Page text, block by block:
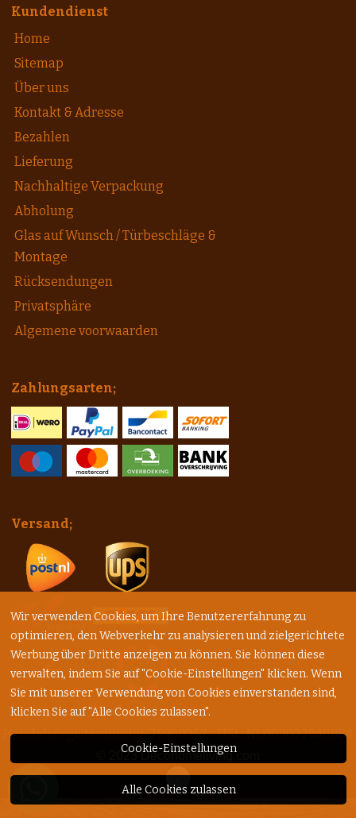
Kundendienst
Home
Sitemap
Über uns
Kontakt & Adresse
Bezahlen
Lieferung
Nachhaltige Verpackung
Abholung
Glas auf Wunsch / Türbeschläge &
Montage
Rücksendungen
Privatsphäre
Algemene voorwaarden
Zahlungsarten;
Versand;
Handelsregisterauszug: 75960257 - USt.: NL003027940B84
© 2023Decohomeliving.com
Wir verwenden Cookies, um Ihre Benutzererfahrung zu
optimieren, den Webverkehr zu analysieren und zielgerichtete
Werbung über Dritte anzeigen zu können. Sie können diese
verwalten, indem Sie auf "Cookie-Einstellungen" klicken. Wenn
Sie mit unserer Verwendung von Cookies einverstanden sind,
klicken Sie auf "Alle Cookies zulassen".
Cookie-Einstellungen
Alle Cookies zulassen